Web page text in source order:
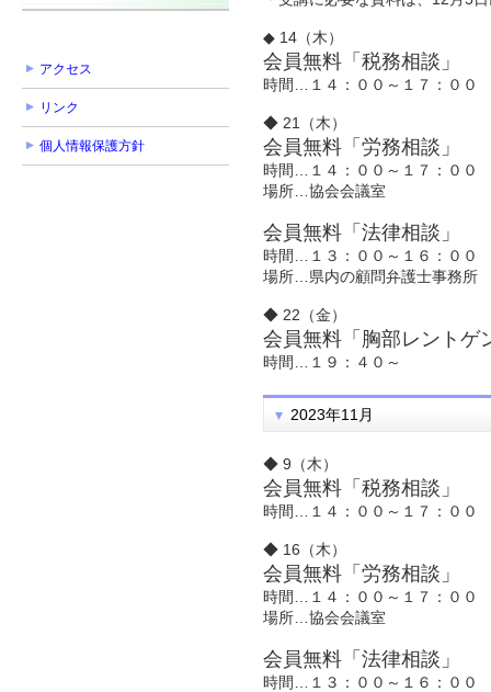
◆ 14（木）
会員無料「税務相談」
時間…１４：００～１７：００
◆ 21（木）
会員無料「労務相談」
時間…１４：００～１７：００
場所…協会会議室
会員無料「法律相談」
時間…１３：００～１６：００
場所…県内の顧問弁護士事務所
◆ 22（金）
会員無料「胸部レントゲ
時間…１９：４０～
2023年11月
◆ 9（木）
会員無料「税務相談」
時間…１４：００～１７：００
◆ 16（木）
会員無料「労務相談」
時間…１４：００～１７：００
場所…協会会議室
会員無料「法律相談」
時間…１３：００～１６：００
アクセス
リンク
個人情報保護方針